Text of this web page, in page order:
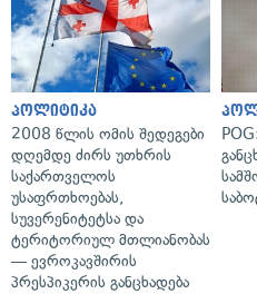
პოლიტიკა
2008 წლის ომის შედეგები
დღემდე ძირს უთხრის
საქართველოს
უსაფრთხოებას,
სუვერენიტეტსა და
ტერიტორიულ მთლიანობას
— ევროკავშირის
პრესპიკერის განცხადება